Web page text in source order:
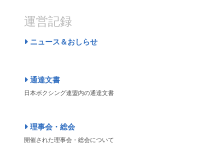
運営記録
ニュース＆おしらせ
通達文書
日本ボクシング連盟内の通達文書
理事会・総会
開催された理事会・総会について